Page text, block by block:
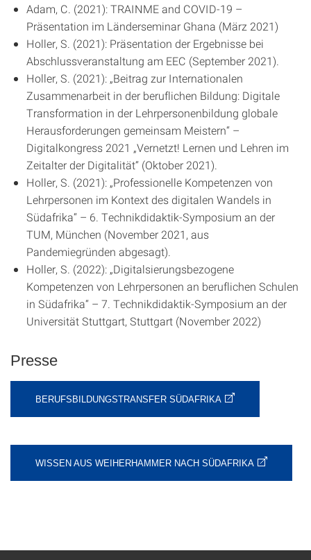
Adam, C. (2021): TRAINME and COVID-19 –
Präsentation im Länderseminar Ghana (März 2021)
Holler, S. (2021): Präsentation der Ergebnisse bei
Abschlussveranstaltung am EEC (September 2021).
Holler, S. (2021): „Beitrag zur Internationalen
Zusammenarbeit in der beruflichen Bildung: Digitale
Transformation in der Lehrpersonenbildung globale
Herausforderungen gemeinsam Meistern“ –
Digitalkongress 2021 „Vernetzt! Lernen und Lehren im
Zeitalter der Digitalität“ (Oktober 2021).
Holler, S. (2021): „Professionelle Kompetenzen von
Lehrpersonen im Kontext des digitalen Wandels in
Südafrika“ – 6. Technikdidaktik-Symposium an der
TUM, München (November 2021, aus
Pandemiegründen abgesagt).
Holler, S. (2022): „Digitalsierungsbezogene
Kompetenzen von Lehrpersonen an beruflichen Schulen
in Südafrika“ – 7. Technikdidaktik-Symposium an der
Universität Stuttgart, Stuttgart (November 2022)
Presse
BERUFSBILDUNGSTRANSFER SÜDAFRIKA
WISSEN AUS WEIHERHAMMER NACH SÜDAFRIKA